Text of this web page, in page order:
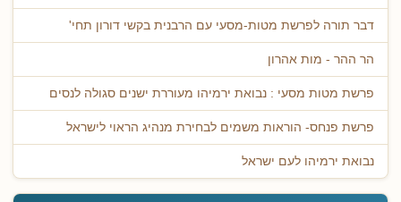
דבר תורה לפרשת מטות-מסעי עם הרבנית בקשי דורון תחי'
הר ההר - מות אהרון
פרשת מטות מסעי : נבואת ירמיהו מעוררת ישנים סגולה לנסים
פרשת פנחס- הוראות משמים לבחירת מנהיג הראוי לישראל
נבואת ירמיהו לעם ישראל